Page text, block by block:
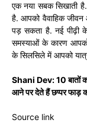
एक नया सबक सिखाती
है. आपको वैवाहिक जीवन
पड़ सकता है. नई पीढ़ी
समस्याओं के कारण
के सिलसिले में आपको
Shani Dev: 10 बातों
आने पर देते हैं छप्पर फाड़
Source link